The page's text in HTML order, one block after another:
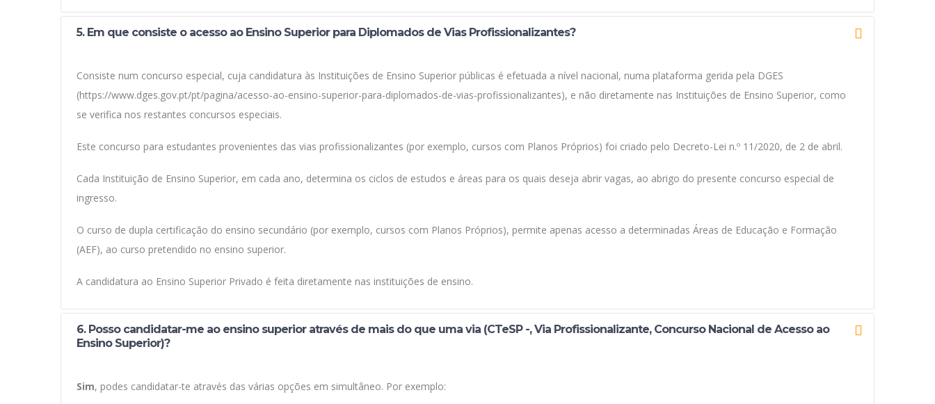
5. Em que consiste o acesso ao Ensino Superior para Diplomados de Vias Profissionalizantes?
Consiste num concurso especial, cuja candidatura às Instituições de Ensino Superior públicas é efetuada a nível nacional, numa plataforma gerida pela DGES
(https://www.dges.gov.pt/pt/pagina/acesso-ao-ensino-superior-para-diplomados-de-vias-profissionalizantes), e não diretamente nas Instituições de Ensino Superior, como
se verifica nos restantes concursos especiais.
Este concurso para estudantes provenientes das vias profissionalizantes (por exemplo, cursos com Planos Próprios) foi criado pelo Decreto-Lei n.º 11/2020, de 2 de abril.
Cada Instituição de Ensino Superior, em cada ano, determina os ciclos de estudos e áreas para os quais deseja abrir vagas, ao abrigo do presente concurso especial de
ingresso.
O curso de dupla certificação do ensino secundário (por exemplo, cursos com Planos Próprios), permite apenas acesso a determinadas Áreas de Educação e Formação
(AEF), ao curso pretendido no ensino superior.
A candidatura ao Ensino Superior Privado é feita diretamente nas instituições de ensino.
6. Posso candidatar-me ao ensino superior através de mais do que uma via (CTeSP -, Via Profissionalizante, Concurso Nacional de Acesso ao
Ensino Superior)?
Sim, podes candidatar-te através das várias opções em simultâneo. Por exemplo: